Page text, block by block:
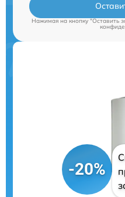
Нажимая на кнопку "Оставить
-20%